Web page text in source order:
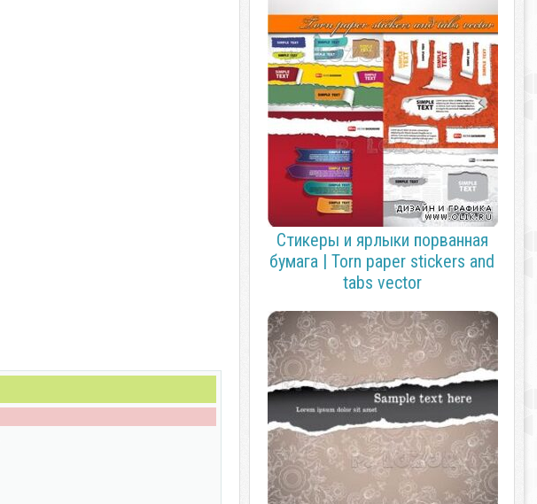
Стикеры и ярлыки порванная
бумага | Torn paper stickers and
tabs vector